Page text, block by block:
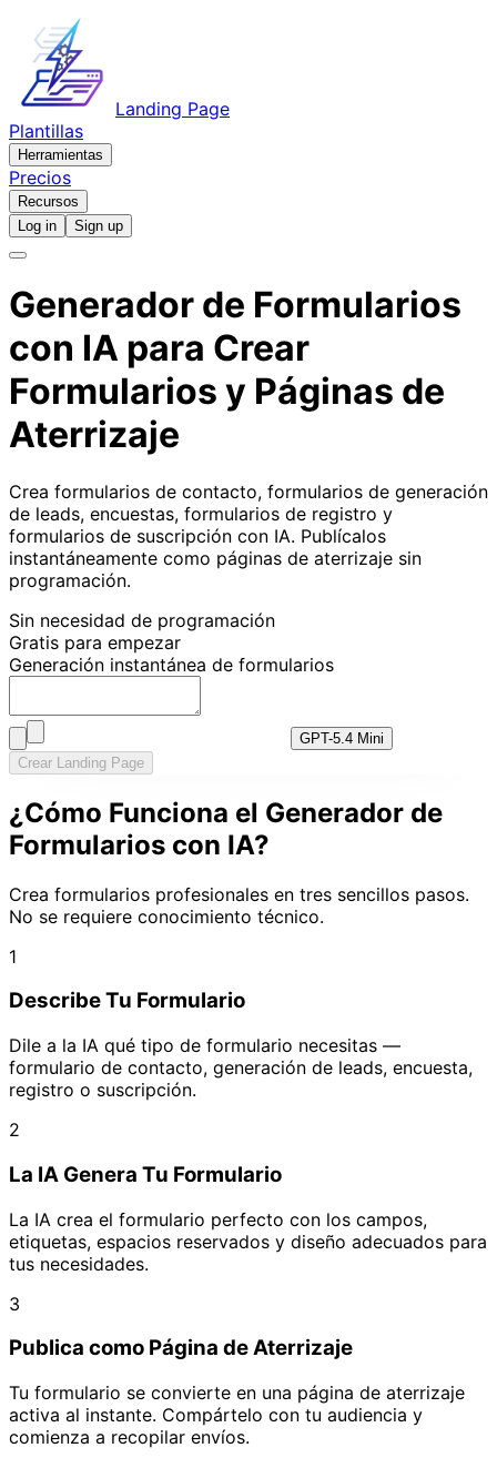
Landing Page
Plantillas
Herramientas
Precios
Recursos
Log in
Sign up
Generador de Formularios
con IA para Crear
Formularios y Páginas de
Aterrizaje
Crea formularios de contacto, formularios de generación
de leads, encuestas, formularios de registro y
formularios de suscripción con IA. Publícalos
instantáneamente como páginas de aterrizaje sin
programación.
Sin necesidad de programación
Gratis para empezar
Generación instantánea de formularios
GPT-5.4 Mini
Crear Landing Page
¿Cómo Funciona el Generador de
Formularios con IA?
Crea formularios profesionales en tres sencillos pasos.
No se requiere conocimiento técnico.
1
Describe Tu Formulario
Dile a la IA qué tipo de formulario necesitas —
formulario de contacto, generación de leads, encuesta,
registro o suscripción.
2
La IA Genera Tu Formulario
La IA crea el formulario perfecto con los campos,
etiquetas, espacios reservados y diseño adecuados para
tus necesidades.
3
Publica como Página de Aterrizaje
Tu formulario se convierte en una página de aterrizaje
activa al instante. Compártelo con tu audiencia y
comienza a recopilar envíos.